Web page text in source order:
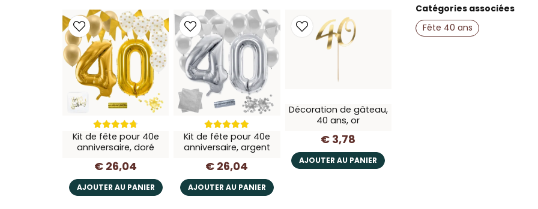
name
Nom
Kit de fête pour 40e
anniversaire, doré
€ 26,04
AJOUTER AU PANIER
Kit de fête pour 40e
anniversaire, argent
€ 26,04
AJOUTER AU PANIER
Décoration de gâteau,
40 ans, or
€ 3,78
AJOUTER AU PANIER
Catégories associées
Fête 40 ans